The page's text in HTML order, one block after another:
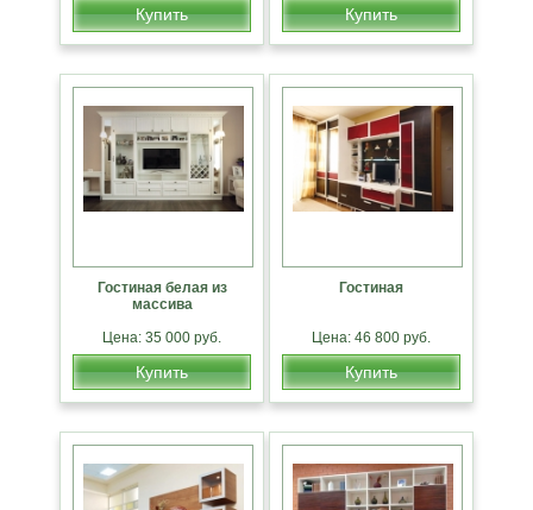
Купить Купить
Гостиная белая из
массива
Цена: 35 000 руб.
Купить
Гостиная
Цена: 46 800 руб.
Купить